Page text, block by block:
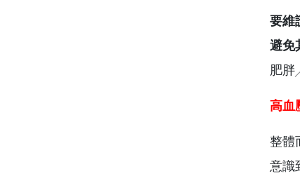
要維
避免
肥胖
高血
整體
意識